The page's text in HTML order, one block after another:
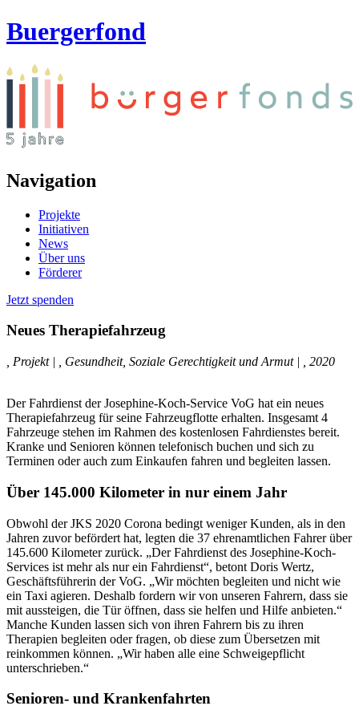
Buergerfond
Navigation
Projekte
Initiativen
News
Über uns
Förderer
Jetzt spenden
Neues Therapiefahrzeug
Projekt | Gesundheit, Soziale Gerechtigkeit und Armut | 2020
Der Fahrdienst der Josephine-Koch-Service VoG hat ein neues
Therapiefahrzeug für seine Fahrzeugflotte erhalten. Insgesamt 4
Fahrzeuge stehen im Rahmen des kostenlosen Fahrdienstes bereit.
Kranke und Senioren können telefonisch buchen und sich zu
Terminen oder auch zum Einkaufen fahren und begleiten lassen.
Über 145.000 Kilometer in nur einem Jahr
Obwohl der JKS 2020 Corona bedingt weniger Kunden, als in den
Jahren zuvor befördert hat, legten die 37 ehrenamtlichen Fahrer über
145.600 Kilometer zurück. „Der Fahrdienst des Josephine-Koch-
Services ist mehr als nur ein Fahrdienst“, betont Doris Wertz,
Geschäftsführerin der VoG. „Wir möchten begleiten und nicht wie
ein Taxi agieren. Deshalb fordern wir von unseren Fahrern, dass sie
mit aussteigen, die Tür öffnen, dass sie helfen und Hilfe anbieten.“
Manche Kunden lassen sich von ihren Fahrern bis zu ihren
Therapien begleiten oder fragen, ob diese zum Übersetzen mit
reinkommen können. „Wir haben alle eine Schweigepflicht
unterschrieben.“
Senioren- und Krankenfahrten